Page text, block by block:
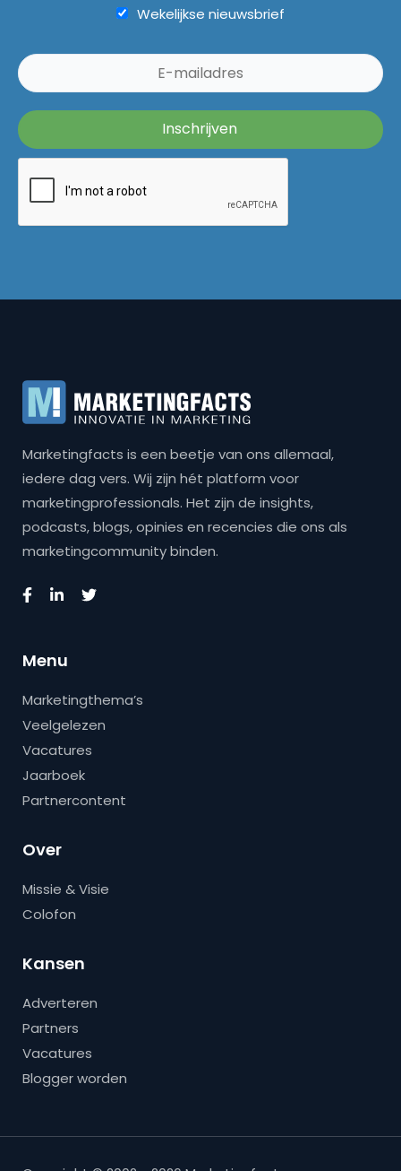
Wekelijkse nieuwsbrief
Marketingfacts is een beetje van ons allemaal,
iedere dag vers. Wij zijn hét platform voor
marketingprofessionals. Het zijn de insights,
podcasts, blogs, opinies en recencies die ons als
marketingcommunity binden.
Menu
Marketingthema’s
Veelgelezen
Vacatures
Jaarboek
Partnercontent
Over
Missie & Visie
Colofon
Kansen
Adverteren
Partners
Vacatures
Blogger worden